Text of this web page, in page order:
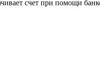
счет при помощи